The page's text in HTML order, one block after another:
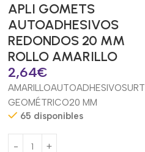
APLI GOMETS
AUTOADHESIVOS
REDONDOS 20 MM
ROLLO AMARILLO
2,64€
AMARILLOAUTOADHESIVO
GEOMÉTRICO20 MM
65 disponibles